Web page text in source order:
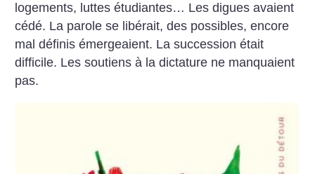
logements, luttes étudiantes… Les digues avaient
cédé. La parole se libérait, des possibles, encore
mal définis émergeaient. La succession était
difficile. Les soutiens à la dictature ne manquaient
pas.